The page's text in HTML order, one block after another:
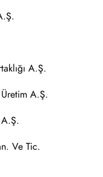
A.Ş.
Üretim A.Ş.
Ve Tic.